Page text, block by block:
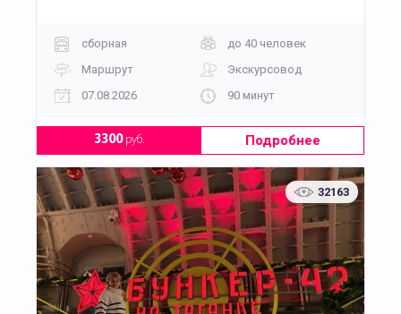
сборная
до 40 человек
Маршрут
Экскурсовод
07.08.2026
90 минут
3300руб. Подробнее
32163